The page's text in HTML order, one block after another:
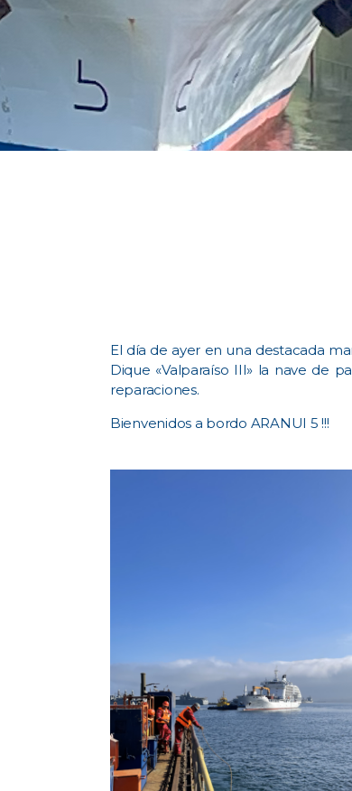
El día de ayer en una destacada
Dique «Valparaíso III» la nave de
reparaciones.
Bienvenidos a bordo ARANUI 5 !!!